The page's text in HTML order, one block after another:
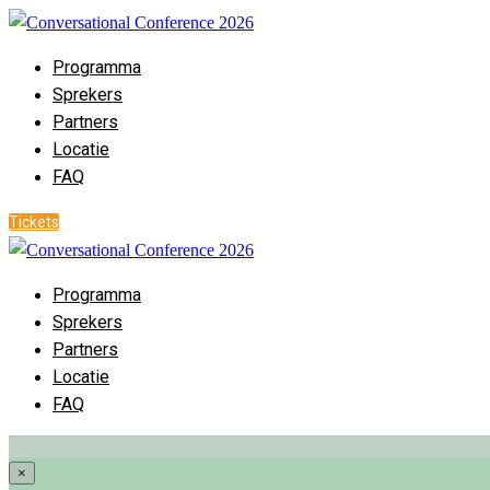
Programma
Sprekers
Partners
Locatie
FAQ
Tickets
Programma
Sprekers
Partners
Locatie
FAQ
×